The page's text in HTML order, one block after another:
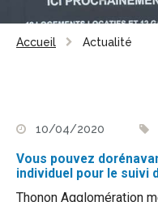
Accueil Actualité
10/04/2020
Vous pouvez
individuel pour le suivi
Thonon Agglomération